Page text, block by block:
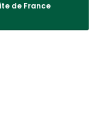
de France